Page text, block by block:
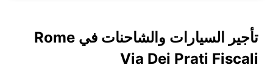
تأجير السيارات والشاحنات في Rome
Via Dei Prati Fiscali